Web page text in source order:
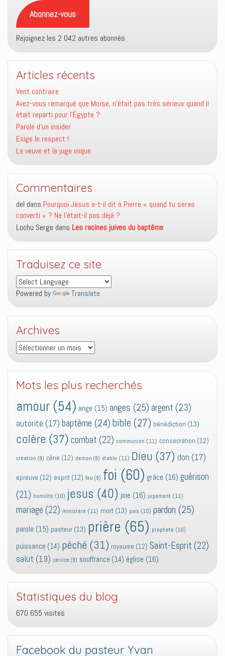
mail
Abonnez-vous
Rejoignez les 2 042 autres abonnés
Articles récents
Vent contraire
Avez-vous remarqué que Moïse, n’était pas très sérieux quand il
était reparti pour l’Égypte ?
Parole d’un insider
Exige le respect !
La veuve et le juge inique
Commentaires
del dans Pourquoi Jésus a-t-il dit à Pierre « quand tu seras
converti » ? Ne l’était-il pas déjà ?
Lochu Serge dans Les racines juives du baptême
Traduisez ce site
Powered by Translate
Archives
Archives
Mots les plus recherchés
amour (54) ange (15) anges (25) argent (23)
autorité (17) baptême (24) bible (27) bénédiction (13)
colère (37) combat (22) communion (11) consecration (12)
création (9) cène (12) demon (9) diable (11) Dieu (37) don (17)
epreuve (12) esprit (12) feu (9) foi (60) grâce (16) guérison
(21) humilité (10) jesus (40) joie (16) jugement (11)
mariage (22) ministère (11) mort (13) paix (10) pardon (25)
parole (15) pasteur (13) prière (65) prophete (10)
puissance (14) péché (31) royaume (12) Saint-Esprit (22)
salut (19) service (9) souffrance (14) église (16)
Statistiques du blog
670 655 visites
Facebook du pasteur Yvan